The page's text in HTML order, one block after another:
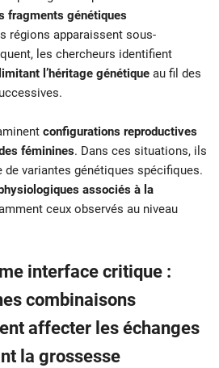
fragments génétiques
régions apparaissent sous-
les chercheurs identifient
l’héritage génétique au fil des
configurations reproductives
féminines. Dans ces situations, ils
variantes génétiques spécifiques.
associés à la
ceux observés au niveau
interface critique :
combinaisons
affecter les échanges
la grossesse